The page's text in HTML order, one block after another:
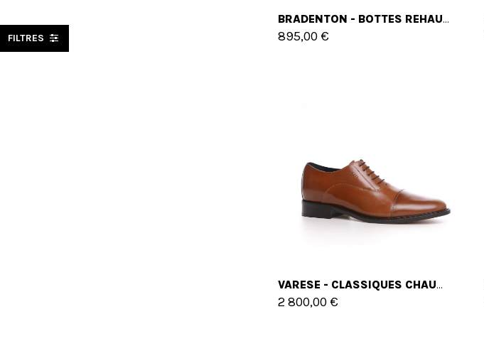
BRADENTON - BOTTES REHAUSSANTES EN CUIR CORDOVAN DE 6 CM À 10 CM EN PLUS
895,00 €
VARESE - CLASSIQUES CHAUSSURES REHAUSSANTES EN CUIR DE 6 CM À 8 CM EN PLUS
2 800,00 €
FILTRES